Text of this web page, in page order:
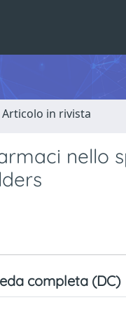
Articolo in rivista
nello
completa (DC)